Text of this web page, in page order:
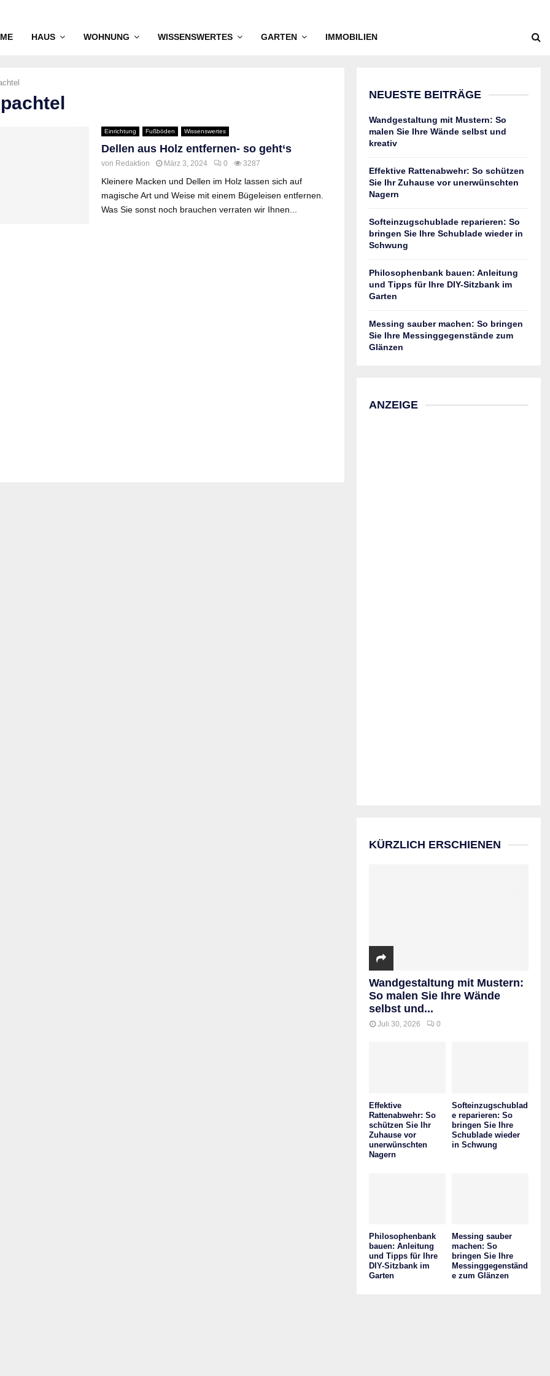
HAUS WOHNUNG WISSENSWERTES GARTEN IMMOBILIEN
Einrichtung Fußböden Wissenswertes
Dellen aus Holz entfernen- so geht‘s
von Redaktion März 3, 2024 0 3287
Kleinere Macken und Dellen im Holz lassen sich auf
magische Art und Weise mit einem Bügeleisen entfernen.
Was Sie sonst noch brauchen verraten wir Ihnen...
NEUESTE BEITRÄGE
Wandgestaltung mit Mustern: So
malen Sie Ihre Wände selbst und
kreativ
Effektive Rattenabwehr: So schützen
Sie Ihr Zuhause vor unerwünschten
Nagern
Softeinzugschublade reparieren: So
bringen Sie Ihre Schublade wieder in
Schwung
Philosophenbank bauen: Anleitung
und Tipps für Ihre DIY-Sitzbank im
Garten
Messing sauber machen: So bringen
Sie Ihre Messinggegenstände zum
Glänzen
ANZEIGE
KÜRZLICH ERSCHIENEN
Wandgestaltung mit Mustern:
So malen Sie Ihre Wände
selbst und...
Juli 30, 2026 0
Effektive
Rattenabwehr: So
schützen Sie Ihr
Zuhause vor
unerwünschten
Nagern
Softeinzugschublad
e reparieren: So
bringen Sie Ihre
Schublade wieder
in Schwung
Philosophenbank
bauen: Anleitung
und Tipps für Ihre
DIY-Sitzbank im
Garten
Messing sauber
machen: So
bringen Sie Ihre
Messinggegenständ
e zum Glänzen